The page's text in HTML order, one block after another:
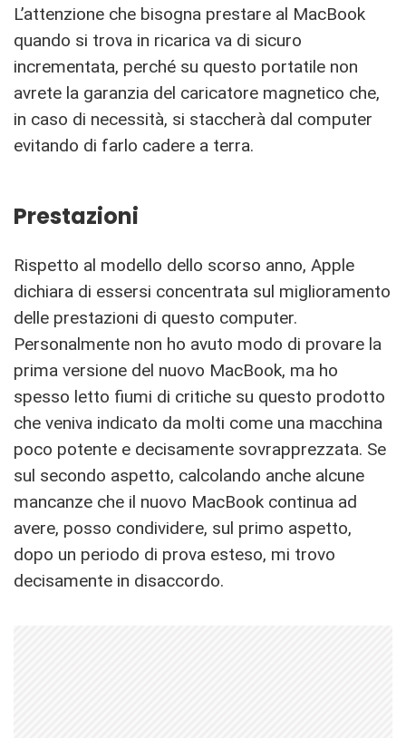
L’attenzione che bisogna prestare al MacBook
quando si trova in ricarica va di sicuro
incrementata, perché su questo portatile non
avrete la garanzia del caricatore magnetico che,
in caso di necessità, si staccherà dal computer
evitando di farlo cadere a terra.
Prestazioni
Rispetto al modello dello scorso anno, Apple
dichiara di essersi concentrata sul miglioramento
delle prestazioni di questo computer.
Personalmente non ho avuto modo di provare la
prima versione del nuovo MacBook, ma ho
spesso letto fiumi di critiche su questo prodotto
che veniva indicato da molti come una macchina
poco potente e decisamente sovrapprezzata. Se
sul secondo aspetto, calcolando anche alcune
mancanze che il nuovo MacBook continua ad
avere, posso condividere, sul primo aspetto,
dopo un periodo di prova esteso, mi trovo
decisamente in disaccordo.